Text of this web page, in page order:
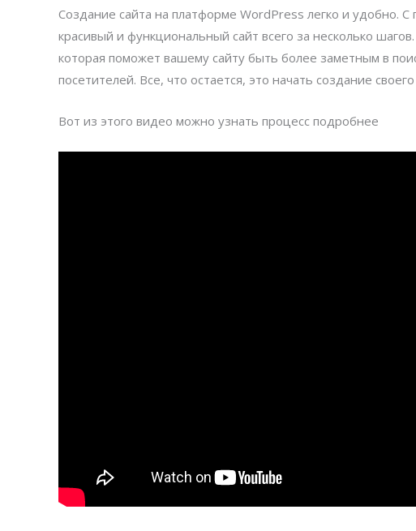
Создание сайта на платформе WordPress легко и
красивый и функциональный сайт всего за несколько
которая поможет вашему сайту быть более заметным в
посетителей. Все, что остается, это начать создание
Вот из этого видео можно узнать процесс подробнее